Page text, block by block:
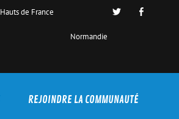
Hauts de France
Normandie
REJOINDRE LA COMMUNAUTÉ